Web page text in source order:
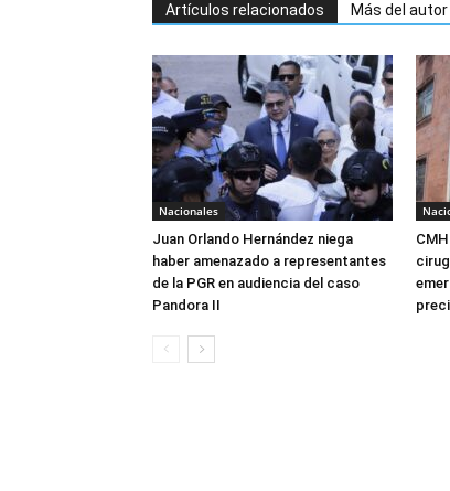
Artículos relacionados Más del autor
Nacionales
Juan Orlando Hernández niega
haber amenazado a representantes
de la PGR en audiencia del caso
Pandora II